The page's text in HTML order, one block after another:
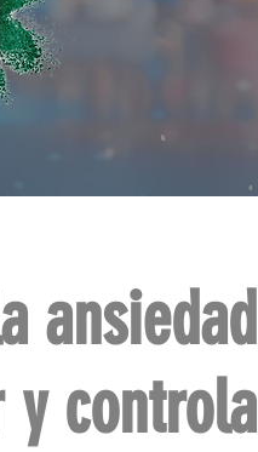
ansiedad
controla